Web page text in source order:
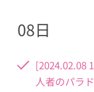
08日
[2024.02.08
人者のパラ